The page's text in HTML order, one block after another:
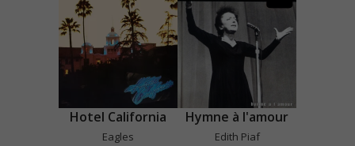
Hotel California
Eagles
Hymne à l'amour
Edith Piaf